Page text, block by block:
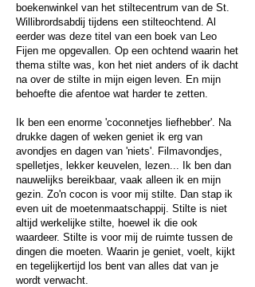
boekenwinkel van het stiltecentrum van de St.
Willibrordsabdij tijdens een stilteochtend. Al
eerder was deze titel van een boek van Leo
Fijen me opgevallen. Op een ochtend waarin het
thema stilte was, kon het niet anders of ik dacht
na over de stilte in mijn eigen leven. En mijn
behoefte die afentoe wat harder te zetten.
Ik ben een enorme 'coconnetjes liefhebber'. Na
drukke dagen of weken geniet ik erg van
avondjes en dagen van 'niets'. Filmavondjes,
spelletjes, lekker keuvelen, lezen... Ik ben dan
nauwelijks bereikbaar, vaak alleen ik en mijn
gezin. Zo'n cocon is voor mij stilte. Dan stap ik
even uit de moetenmaatschappij. Stilte is niet
altijd werkelijke stilte, hoewel ik die ook
waardeer. Stilte is voor mij de ruimte tussen de
dingen die moeten. Waarin je geniet, voelt, kijkt
en tegelijkertijd los bent van alles dat van je
wordt verwacht.